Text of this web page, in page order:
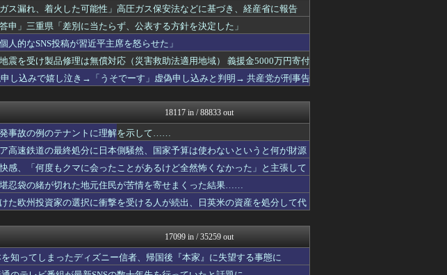
の母を見習え！」と迫り...
修羅の華-家庭・生活まとめ
いかもしれないｗｗｗ
アニはつ -アニメ発信場-
公開
正義の見方
汎用型自作PCまとめ
した
ゲーム実況者速報＠YouT...
に不満を表明
常識的に考えた
お前を就職できなくして...
オーバージョイド！
しくね？
ア ...
スターライト速報 -遊戯王...
入しAIを従...
あらまめ2ch
ｗｗｗｗｗ
哲学ニュースnwk
日刊やきう速報
ださい！」←どうする？
ゆるゲーマー遅報
使われ、当事者から具体...
オレ的ゲーム速報＠刃
。
ほんわかMkⅡ
あるならやってみたい
かぞくちゃんねる
キニ速
なキャラ【Liella...
コンテンツ・声優 | ラブ...
1か所」→「毎...
韓国ニュース反応まとめ
ス漏れ、着火した可能性」高圧ガス保安法などに基づき、経産省に報告
申」三重県「差別に当たらず、公表する方針を決定した」
人的なSNS投稿が習近平主席を怒らせた」
震を受け製品修理は無償対応（災害救助法適用地域） 義援金5000万円寄付
申し込みで嬉し泣き→「うそでーす」虚偽申し込みと判明→ 共産党が刑事告
18117 in / 88833 out
事故の例のテナントに理解を示して……
高速鉄道の最終処分に日本側騒然、国家予算は使わないというと何が財源
感、「何度もクマに会ったことがあるけど全然怖くなかった」と主張して
忍袋の緒が切れた地元住民が苦情を寄せまくった結果……
た欧州投資家の選択に衝撃を受ける人が続出、日英米の資産を処分して代
17099 in / 35259 out
知ってしまったディズニー信者、帰国後『本家』に失望する事態に